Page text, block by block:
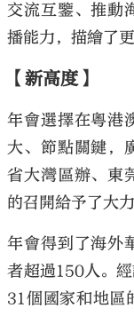
交流互鑒、推動
播能力，描繪了
【新高度】
年會選擇在粵港
大、節點關鍵，
省大灣區辦、東
的召開給予了大力
年會得到了海外
者超過150人。
31個國家和地區